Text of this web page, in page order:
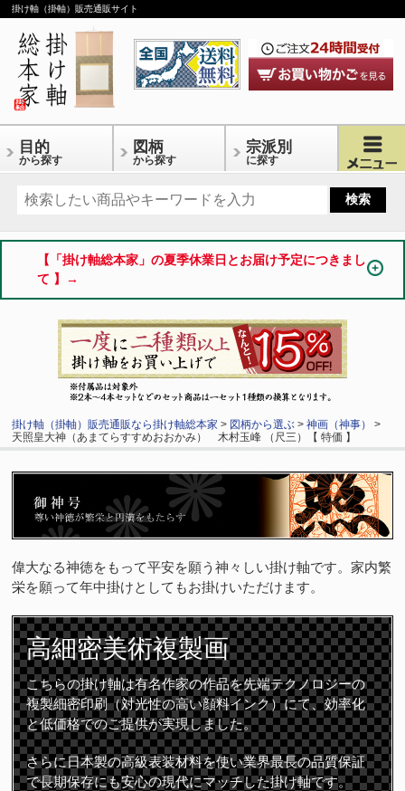
掛け軸（掛軸）販売通販サイト
目的
から探す
図柄
から探す
宗派別
に探す
【「掛け軸総本家」の夏季休業日とお届け予定につきまし
て 】→
掛け軸（掛軸）販売通販なら掛け軸総本家 > 図柄から選ぶ >神画（神事）
>
天照皇大神（あまてらすすめおおかみ） 木村玉峰 （尺三）【 特価 】
偉大なる神徳をもって平安を願う神々しい掛け軸です。家内繁
栄を願って年中掛けとしてもお掛けいただけます。
高細密美術複製画
こちらの掛け軸は有名作家の作品を先端テクノロジーの
複製細密印刷（対光性の高い顔料インク）にて、効率化
と低価格でのご提供が実現しました。
さらに日本製の高級表装材料を使い業界最長の品質保証
で長期保存にも安心の現代にマッチした掛け軸です。